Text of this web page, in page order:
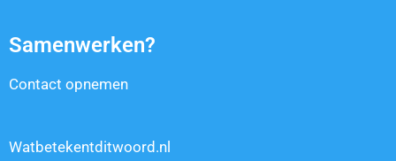
Samenwerken?
Contact opnemen
Watbetekentditwoord.nl